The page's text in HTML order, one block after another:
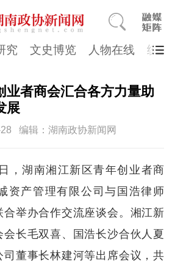
究 文史博览 人物在线 统一
业者商会汇合各方力量助
展
编辑：湖南政协新闻网
，湖南湘江新区青年创业者商
资产管理有限公司与国浩律师
合举办合作交流座谈会。湘江新
会长毛双喜、国浩长沙合伙人夏
司董事长林建河等出席会议，共